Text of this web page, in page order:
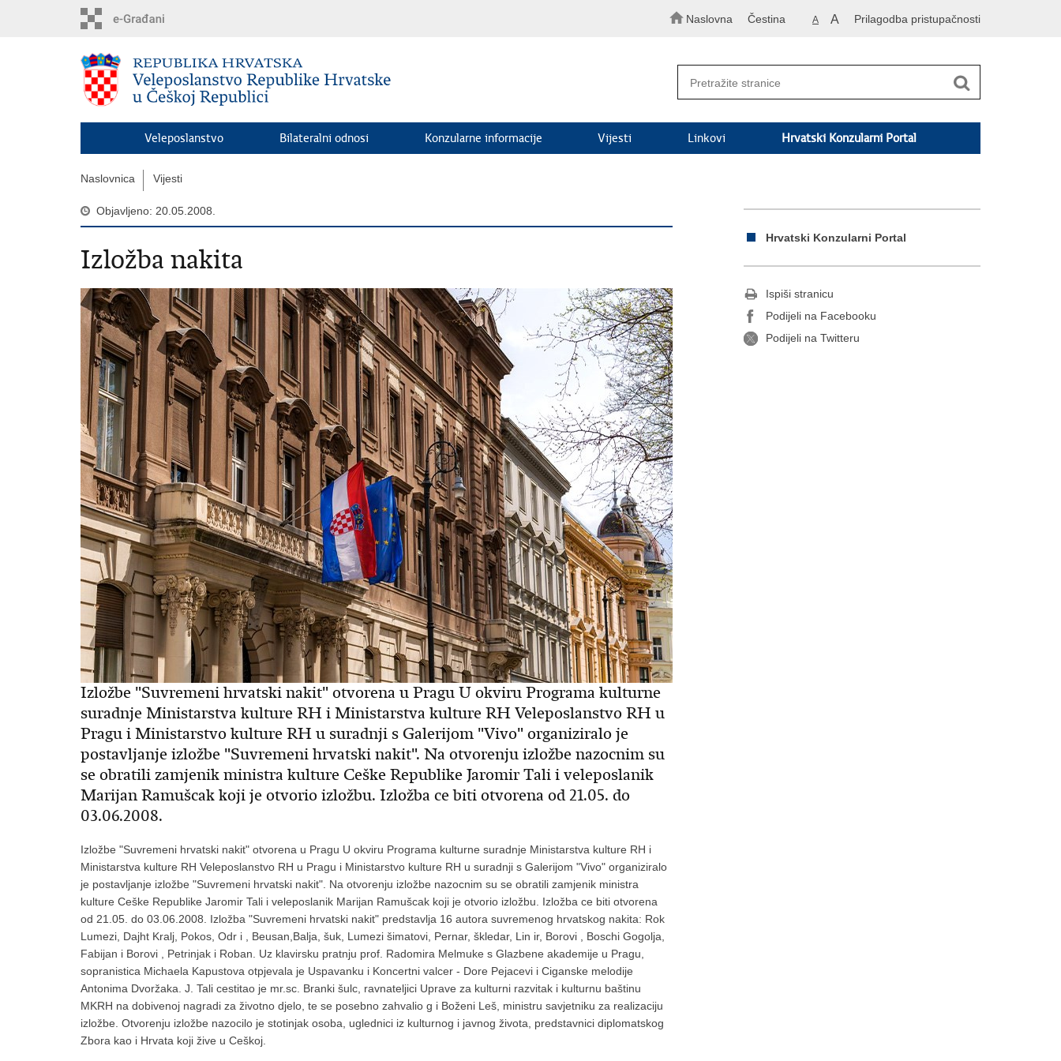
Naslovna Čestina A A Prilagodba pristupačnosti
Veleposlanstvo Bilateralni odnosi Konzularne informacije Vijesti Linkovi Hrvatski Konzularni Portal
Naslovnica Vijesti
Objavljeno: 20.05.2008.
Izložba nakita
Izložbe "Suvremeni hrvatski nakit" otvorena u Pragu U okviru Programa kulturne
suradnje Ministarstva kulture RH i Ministarstva kulture RH Veleposlanstvo RH u
Pragu i Ministarstvo kulture RH u suradnji s Galerijom "Vivo" organiziralo je
postavljanje izložbe "Suvremeni hrvatski nakit". Na otvorenju izložbe nazocnim su
se obratili zamjenik ministra kulture Ceške Republike Jaromir Tali i veleposlanik
Marijan Ramušcak koji je otvorio izložbu. Izložba ce biti otvorena od 21.05. do
03.06.2008.
Izložbe "Suvremeni hrvatski nakit" otvorena u Pragu U okviru Programa kulturne suradnje Ministarstva kulture RH i
Ministarstva kulture RH Veleposlanstvo RH u Pragu i Ministarstvo kulture RH u suradnji s Galerijom "Vivo" organiziralo
je postavljanje izložbe "Suvremeni hrvatski nakit". Na otvorenju izložbe nazocnim su se obratili zamjenik ministra
kulture Ceške Republike Jaromir Tali i veleposlanik Marijan Ramušcak koji je otvorio izložbu. Izložba ce biti otvorena
od 21.05. do 03.06.2008. Izložba "Suvremeni hrvatski nakit" predstavlja 16 autora suvremenog hrvatskog nakita: Rok
Lumezi, Dajht Kralj, Pokos, Odr i , Beusan,Balja, šuk, Lumezi šimatovi, Pernar, škledar, Lin ir, Borovi , Boschi Gogolja,
Fabijan i Borovi , Petrinjak i Roban. Uz klavirsku pratnju prof. Radomira Melmuke s Glazbene akademije u Pragu,
sopranistica Michaela Kapustova otpjevala je Uspavanku i Koncertni valcer - Dore Pejacevi i Ciganske melodije
Antonima Dvoržaka. J. Tali cestitao je mr.sc. Branki šulc, ravnateljici Uprave za kulturni razvitak i kulturnu baštinu
MKRH na dobivenoj nagradi za životno djelo, te se posebno zahvalio g i Boženi Leš, ministru savjetniku za realizaciju
izložbe. Otvorenju izložbe nazocilo je stotinjak osoba, uglednici iz kulturnog i javnog života, predstavnici diplomatskog
Zbora kao i Hrvata koji žive u Ceškoj.
Hrvatski Konzularni Portal
Ispiši stranicu
Podijeli na Facebooku
Podijeli na Twitteru